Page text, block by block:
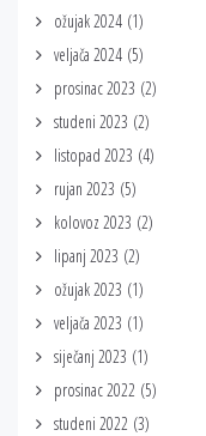
ožujak 2024 (1)
veljača 2024 (5)
prosinac 2023 (2)
studeni 2023 (2)
listopad 2023 (4)
rujan 2023 (5)
kolovoz 2023 (2)
lipanj 2023 (2)
ožujak 2023 (1)
veljača 2023 (1)
siječanj 2023 (1)
prosinac 2022 (5)
studeni 2022 (3)